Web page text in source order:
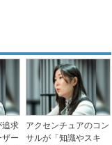
追求
ー
アクセンチュアのコン
サルが「知識やスキ